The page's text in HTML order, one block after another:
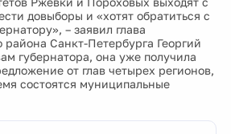
довыборы и «хотят обратиться с
– заявил глава
района Санкт-Петербурга Георгий
губернатора, она уже получила
от глав четырех регионов,
состоятся муниципальные